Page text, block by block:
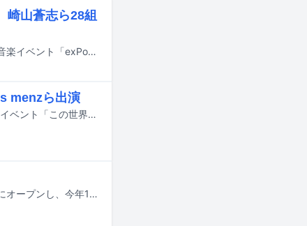
崎山蒼志ら28組
11月15日に東京・渋谷の7会場にて開催されるカルチャーメディア・NiEW主催の音楽イベント「exPoP!!!!!再会 2026」の出演アーティスト第1弾が発表された。
menzら出演
自爆が9月18日に東京・新宿LOFTおよび新宿LOFT BAR LOUNGEでオールナイトイベント「この世界を知るためのいくつかの手立て」を開催する。
今、最もホットなラッパーが集まる東京の現場と言えば、東京・恵比寿に2011年にオープンし、今年15周年を迎えたEBISU BATICA。シーンのトップを走るラッパーたちが出演してきた日本語ラップの最前線であり、毎月さまざまなパーティが開催されています。この連載では、そんなBATICAのブッキングを担当している店長の一瀬公佑さんが特に印象に残ったパーティやラッパーを毎月紹介。今回は5月のパーティに出演したラッパーたちを振り返っていただきました。